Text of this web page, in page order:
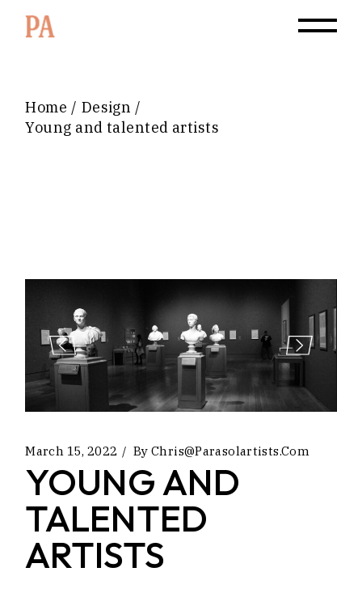
Home
Design
Young and talented artists
March 15, 2022 By Chris@parasolartists.com
YOUNG AND
TALENTED
ARTISTS